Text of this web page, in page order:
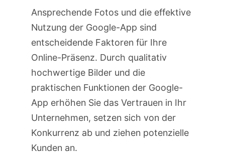
Ansprechende Fotos und die effektive
Nutzung der Google-App sind
entscheidende Faktoren für Ihre
Online-Präsenz. Durch qualitativ
hochwertige Bilder und die
praktischen Funktionen der Google-
App erhöhen Sie das Vertrauen in Ihr
Unternehmen, setzen sich von der
Konkurrenz ab und ziehen potenzielle
Kunden an.